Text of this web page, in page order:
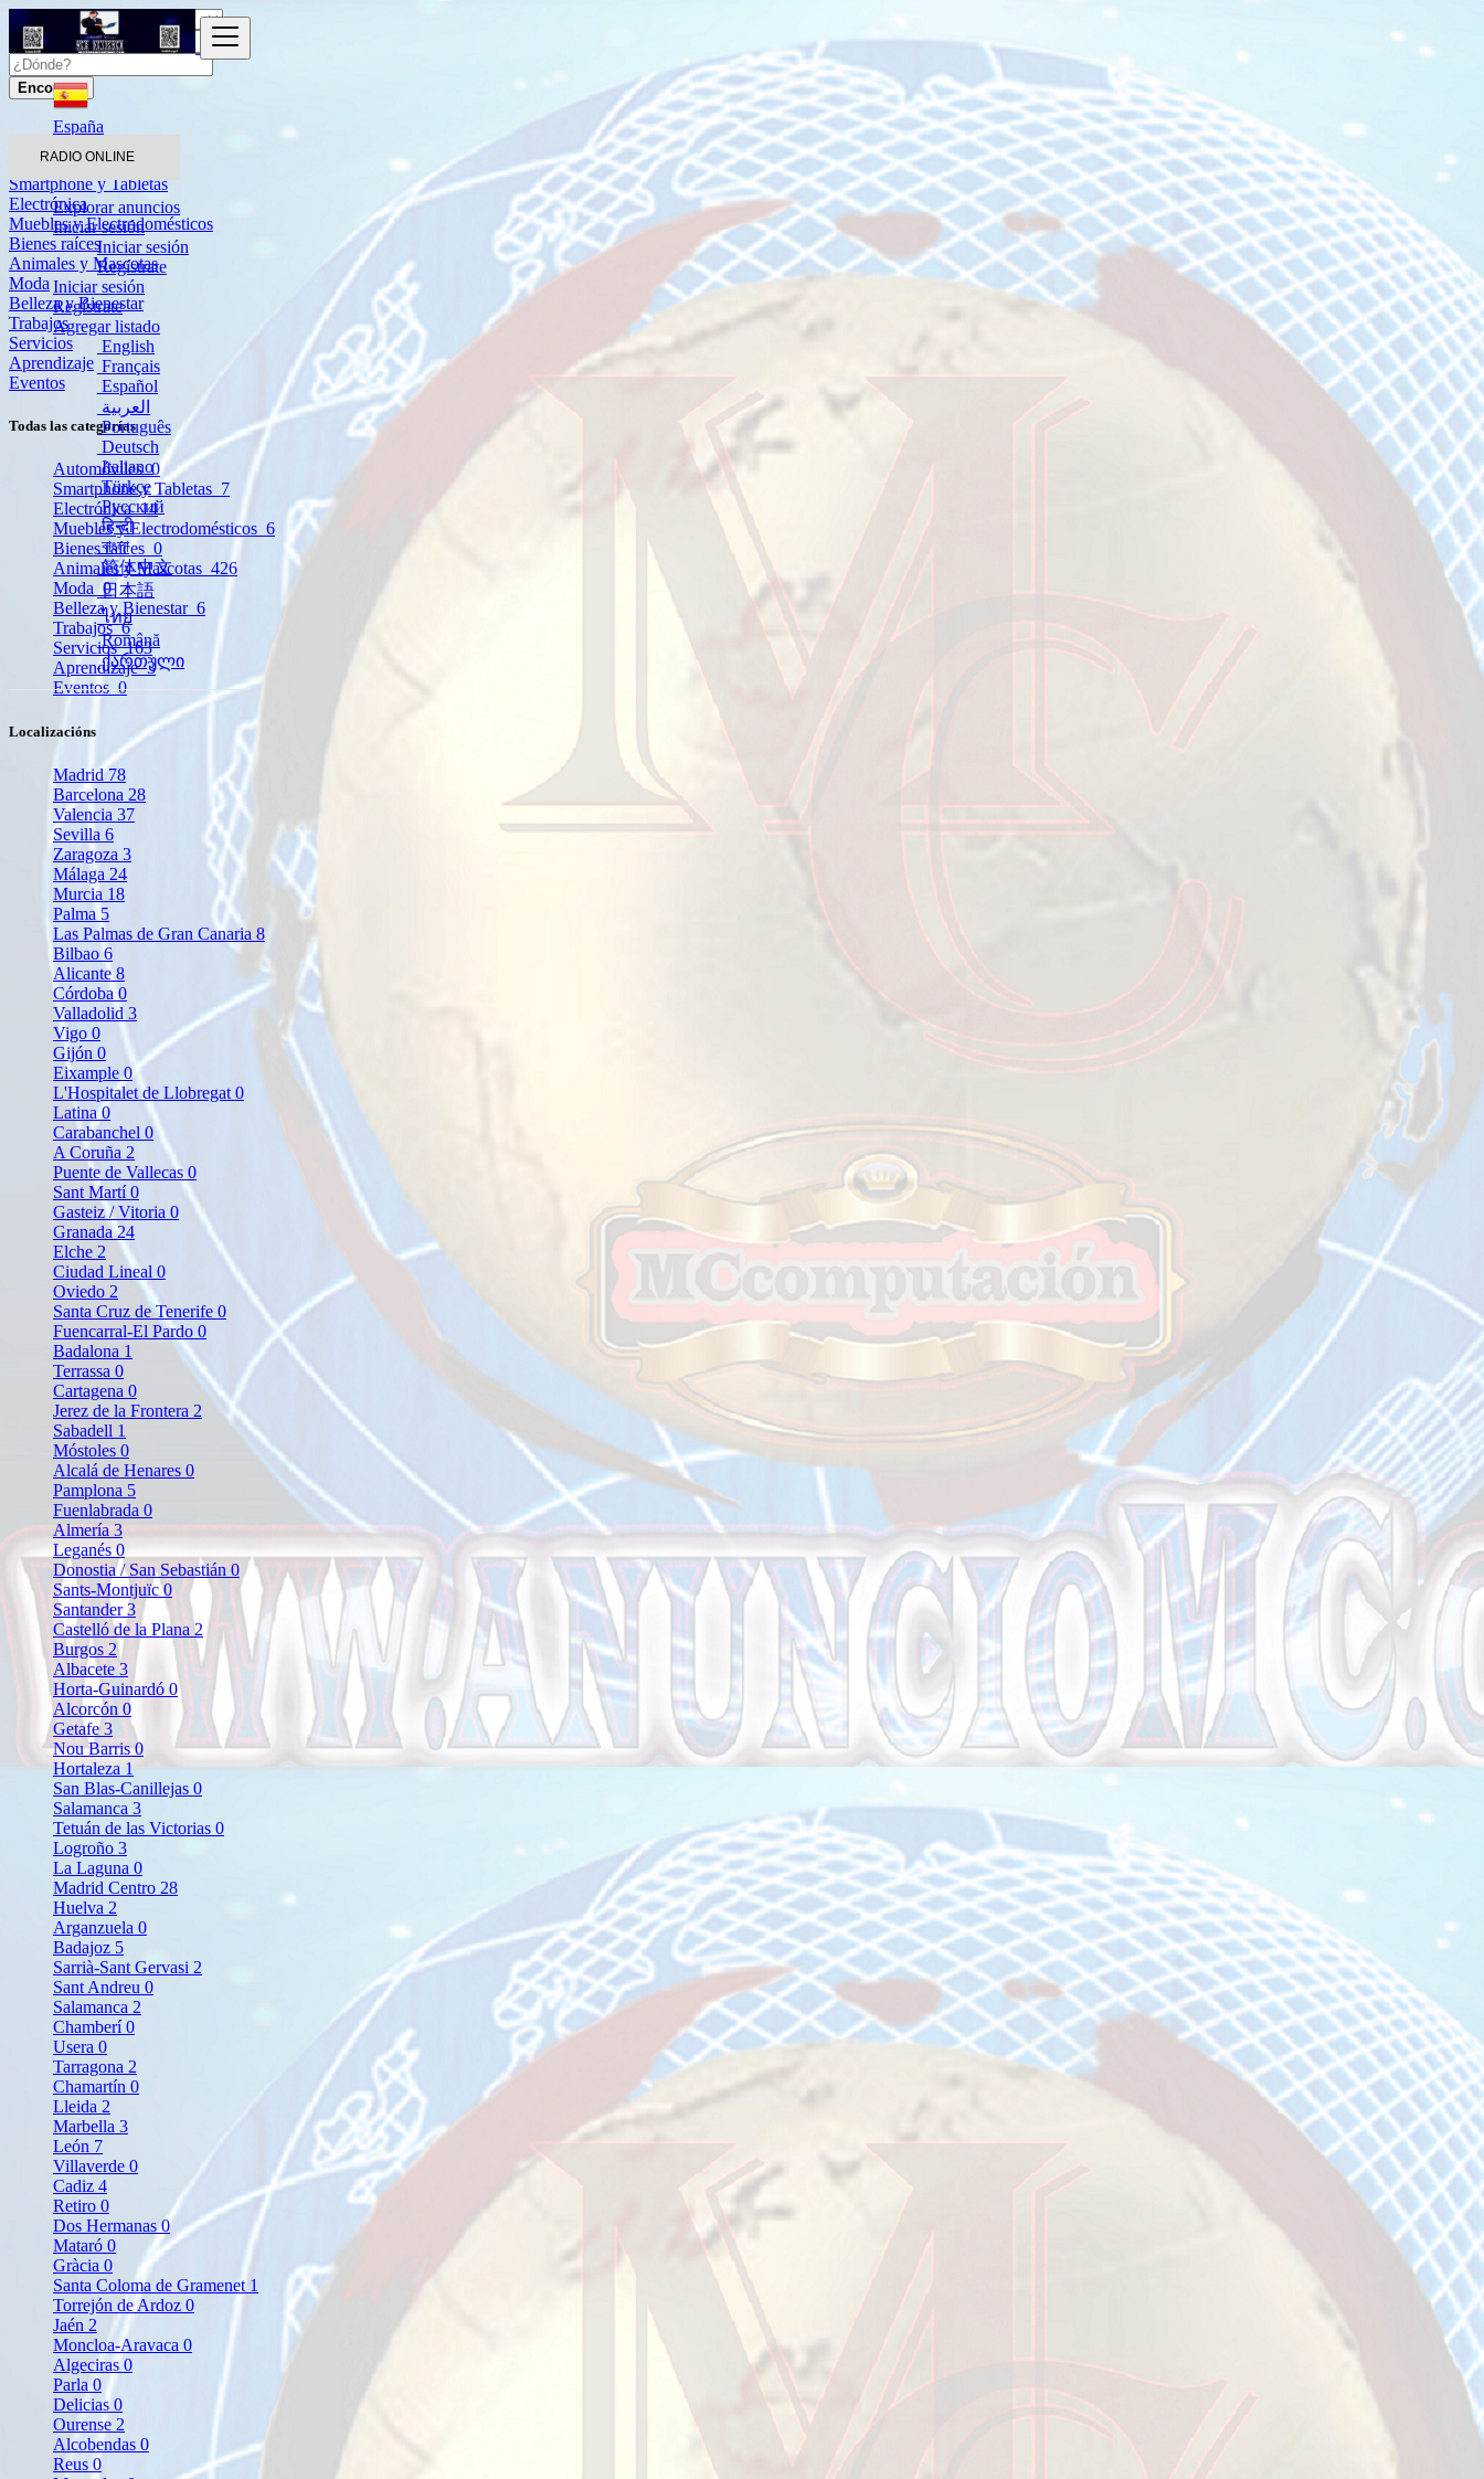
RADIO ONLINE
Explorar anuncios
Iniciar sesión
Iniciar sesión
Regístrate
Iniciar sesión
Regístrate
Agregar listado
English
Français
Español
العربية
Português
Deutsch
Italiano
Türkçe
Русский
हिन्दी
বাংলা
简体中文
日本語
ไทย
Română
ქართული
Encontrar
España
Automóviles
Smartphone y Tabletas
Electrónica
Muebles y Electrodomésticos
Bienes raíces
Animales y Mascotas
Moda
Belleza y Bienestar
Trabajos
Servicios
Aprendizaje
Eventos
Todas las categorías
Automóviles0
Smartphone y Tabletas 7
Electrónica14
Muebles y Electrodomésticos 6
Bienes raíces 0
Animales y Mascotas 426
Moda 0
Belleza y Bienestar 6
Trabajos6
Servicios163
Aprendizaje3
Eventos 0
Localizacións
Madrid78
Barcelona 28
Valencia 37
Sevilla 6
Zaragoza 3
Málaga 24
Murcia 18
Palma 5
Las Palmas de Gran Canaria 8
Bilbao 6
Alicante 8
Córdoba 0
Valladolid 3
Vigo 0
Gijón 0
Eixample 0
L'Hospitalet de Llobregat 0
Latina0
Carabanchel 0
A Coruña 2
Puente de Vallecas 0
Sant Martí0
Gasteiz / Vitoria 0
Granada24
Elche 2
Ciudad Lineal 0
Oviedo 2
Santa Cruz de Tenerife 0
Fuencarral-El Pardo 0
Badalona 1
Terrassa 0
Cartagena 0
Jerez de la Frontera 2
Sabadell 1
Móstoles 0
Alcalá de Henares 0
Pamplona 5
Fuenlabrada 0
Almería3
Leganés 0
Donostia / San Sebastián0
Sants-Montjuïc0
Santander3
Castelló de la Plana 2
Burgos 2
Albacete3
Horta-Guinardó 0
Alcorcón 0
Getafe3
Nou Barris0
Hortaleza1
San Blas-Canillejas 0
Salamanca 3
Tetuán de las Victorias 0
Logroño 3
La Laguna 0
Madrid Centro 28
Huelva 2
Arganzuela 0
Badajoz 5
Sarrià-Sant Gervasi 2
Sant Andreu 0
Salamanca 2
Chamberí0
Usera 0
Tarragona 2
Chamartín 0
Lleida 2
Marbella 3
León 7
Villaverde 0
Cadiz 4
Retiro 0
Dos Hermanas0
Mataró 0
Gràcia 0
Santa Coloma de Gramenet 1
Torrejón de Ardoz 0
Jaén 2
Moncloa-Aravaca 0
Algeciras 0
Parla 0
Delicias 0
Ourense 2
Alcobendas 0
Reus 0